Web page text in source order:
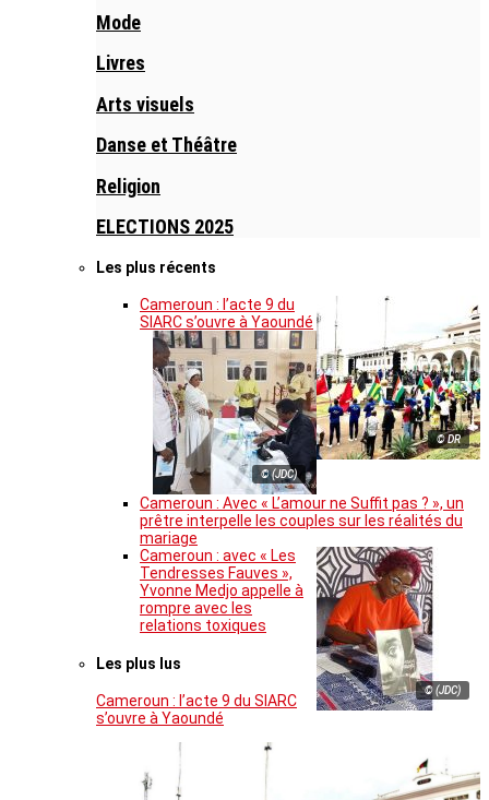
Mode
Livres
Arts visuels
Danse et Théâtre
Religion
ELECTIONS 2025
Les plus récents
© DR
Cameroun : l’acte 9 du
SIARC s’ouvre à Yaoundé
© (JDC)
Cameroun : Avec « L’amour ne Suffit pas ? », un
prêtre interpelle les couples sur les réalités du
mariage
© (JDC)
Cameroun : avec « Les
Tendresses Fauves »,
Yvonne Medjo appelle à
rompre avec les
relations toxiques
Les plus lus
Cameroun : l’acte 9 du SIARC
s’ouvre à Yaoundé